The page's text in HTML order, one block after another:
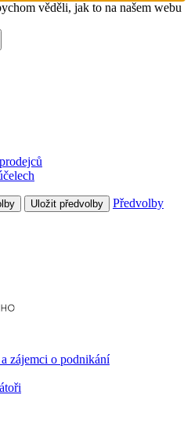
věděli, jak to na našem webu
Uložit předvolby Předvolby
zájemci o podnikání